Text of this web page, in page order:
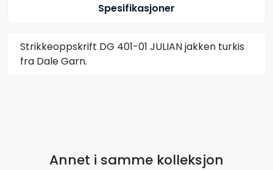
Spesifikasjoner
Strikkeoppskrift DG 401-01 JULIAN jakken turkis
fra Dale Garn.
Annet i samme kolleksjon